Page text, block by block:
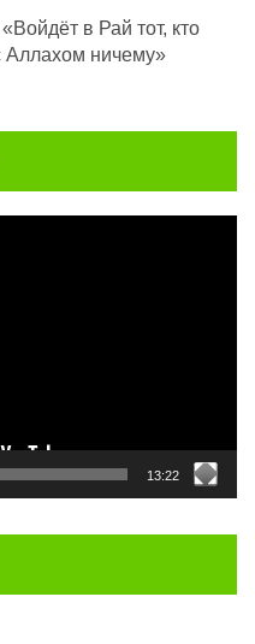
Аллахом ничему»
13:22